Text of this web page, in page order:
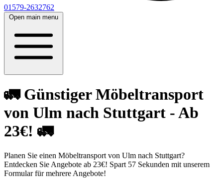
01579-2632762
Open main menu
🚛 Günstiger Möbeltransport
von Ulm nach Stuttgart - Ab
23€! 🚛
Planen Sie einen Möbeltransport von Ulm nach Stuttgart?
Entdecken Sie Angebote ab 23€! Spart 57 Sekunden mit unserem
Formular für mehrere Angebote!